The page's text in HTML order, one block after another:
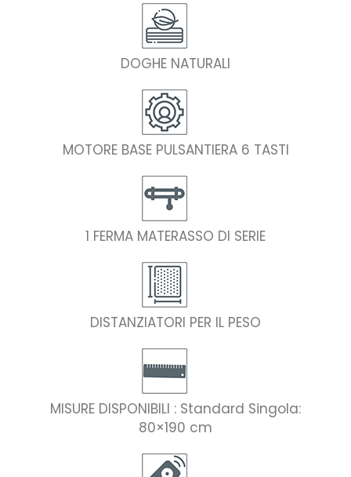
DOGHE NATURALI
MOTORE BASE PULSANTIERA 6 TASTI
1 FERMA MATERASSO DI SERIE
DISTANZIATORI PER IL PESO
MISURE DISPONIBILI : Standard Singola:
80×190 cm